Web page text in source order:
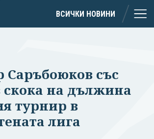
ВСИЧКИ НОВИНИ
Саръбоюков със
скока на дължина
турнир в
лига